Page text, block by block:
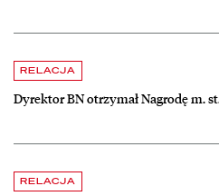
RELACJA
Dyrektor BN otrzymał Nagrodę m.
czytaj więcej o Dyrektor BN
RELACJA
czytaj więcej o Hortensje i kalina